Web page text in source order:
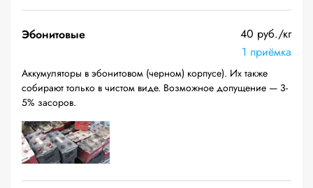
Эбонитовые
40 руб./кг
1 приёмка
Аккумуляторы в эбонитовом (черном) корпусе). Их также
собирают только в чистом виде. Возможное допущение — 3-
5% засоров.